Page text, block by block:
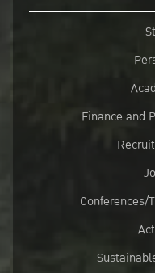
Finance and
Conferences/